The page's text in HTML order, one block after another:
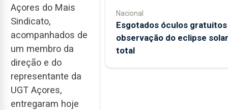
Açores do Mais
Sindicato,
acompanhados de
um membro da
direção e do
representante da
UGT Açores,
entregaram hoje
Nacional
Esgotados óculos gratuitos
observação do eclipse solar
total